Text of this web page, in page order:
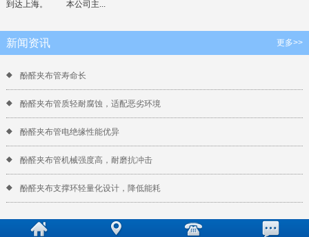
到达上海。 本公司主...
新闻资讯 更多>>
酚醛夹布管寿命长
酚醛夹布管质轻耐腐蚀，适配恶劣环境
酚醛夹布管电绝缘性能优异
酚醛夹布管机械强度高，耐磨抗冲击
酚醛夹布支撑环轻量化设计，降低能耗